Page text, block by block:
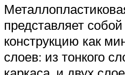
представляет
конструкцию как
слоев: из тонкого